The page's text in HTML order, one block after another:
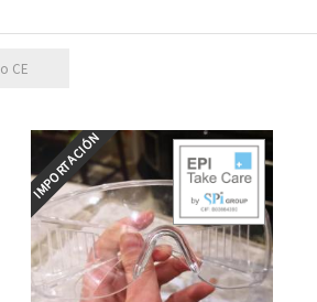
CE